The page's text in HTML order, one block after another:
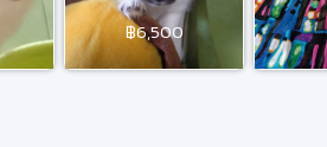
฿6,500